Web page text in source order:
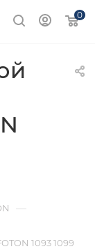
0
—
1093 1099